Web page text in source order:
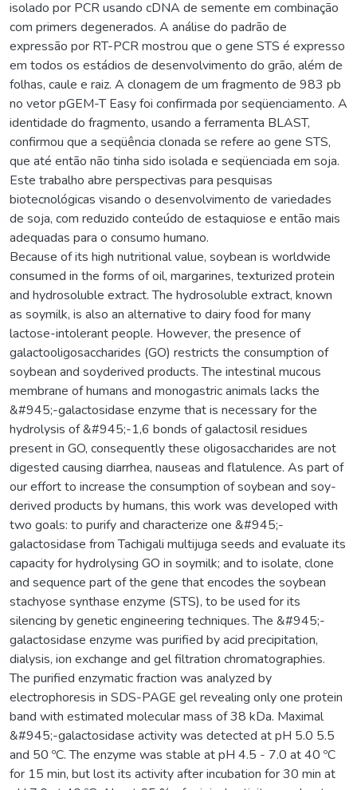
isolado por PCR usando cDNA de semente em combinação
com primers degenerados. A análise do padrão de
expressão por RT-PCR mostrou que o gene STS é expresso
em todos os estádios de desenvolvimento do grão, além de
folhas, caule e raiz. A clonagem de um fragmento de 983 pb
no vetor pGEM-T Easy foi confirmada por seqüenciamento. A
identidade do fragmento, usando a ferramenta BLAST,
confirmou que a seqüência clonada se refere ao gene STS,
que até então não tinha sido isolada e seqüenciada em soja.
Este trabalho abre perspectivas para pesquisas
biotecnológicas visando o desenvolvimento de variedades
de soja, com reduzido conteúdo de estaquiose e então mais
adequadas para o consumo humano.
Because of its high nutritional value, soybean is worldwide
consumed in the forms of oil, margarines, texturized protein
and hydrosoluble extract. The hydrosoluble extract, known
as soymilk, is also an alternative to dairy food for many
lactose-intolerant people. However, the presence of
galactooligosaccharides (GO) restricts the consumption of
soybean and soyderived products. The intestinal mucous
membrane of humans and monogastric animals lacks the
&#945;-galactosidase enzyme that is necessary for the
hydrolysis of &#945;-1,6 bonds of galactosil residues
present in GO, consequently these oligosaccharides are not
digested causing diarrhea, nauseas and flatulence. As part of
our effort to increase the consumption of soybean and soy-
derived products by humans, this work was developed with
two goals: to purify and characterize one &#945;-
galactosidase from Tachigali multijuga seeds and evaluate its
capacity for hydrolysing GO in soymilk; and to isolate, clone
and sequence part of the gene that encodes the soybean
stachyose synthase enzyme (STS), to be used for its
silencing by genetic engineering techniques. The &#945;-
galactosidase enzyme was purified by acid precipitation,
dialysis, ion exchange and gel filtration chromatographies.
The purified enzymatic fraction was analyzed by
electrophoresis in SDS-PAGE gel revealing only one protein
band with estimated molecular mass of 38 kDa. Maximal
&#945;-galactosidase activity was detected at pH 5.0 5.5
and 50 ºC. The enzyme was stable at pH 4.5 - 7.0 at 40 ºC
for 15 min, but lost its activity after incubation for 30 min at